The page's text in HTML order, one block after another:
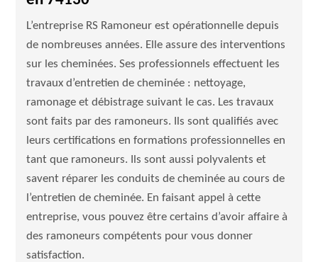
L’entreprise RS Ramoneur est opérationnelle depuis
de nombreuses années. Elle assure des interventions
sur les cheminées. Ses professionnels effectuent les
travaux d’entretien de cheminée : nettoyage,
ramonage et débistrage suivant le cas. Les travaux
sont faits par des ramoneurs. Ils sont qualifiés avec
leurs certifications en formations professionnelles en
tant que ramoneurs. Ils sont aussi polyvalents et
savent réparer les conduits de cheminée au cours de
l’entretien de cheminée. En faisant appel à cette
entreprise, vous pouvez être certains d’avoir affaire à
des ramoneurs compétents pour vous donner
satisfaction.